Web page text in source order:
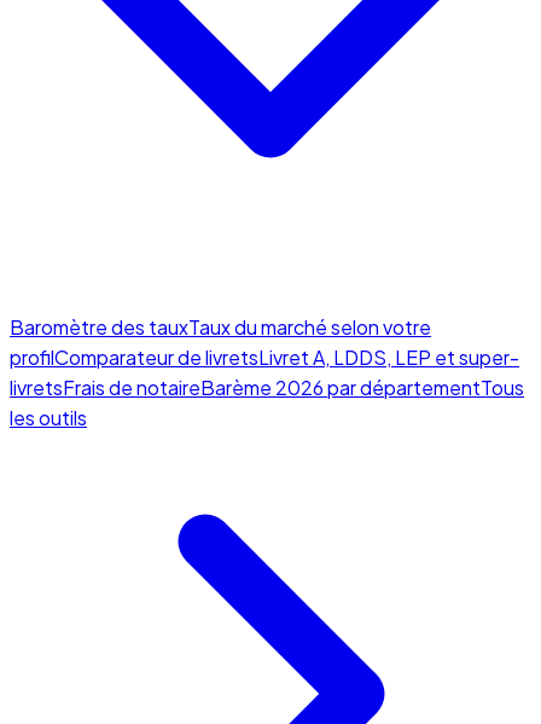
Baromètre des tauxTaux du marché selon votre
profilComparateur de livretsLivret A, LDDS, LEP et super-
livretsFrais de notaireBarème 2026 par départementTous
les outils